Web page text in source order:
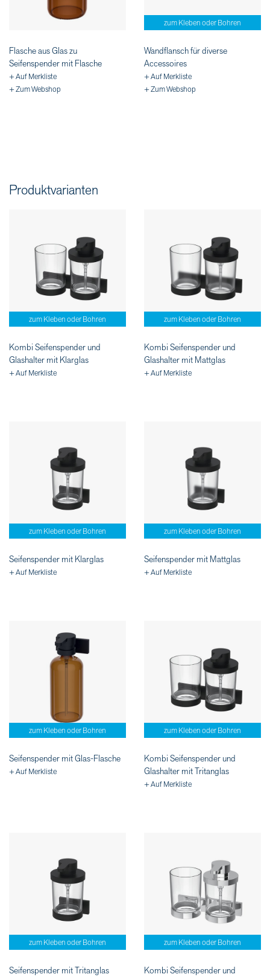
Flasche aus Glas zu
Seifenspender mit Flasche
+ Auf Merkliste
+ Zum Webshop
zum Kleben oder Bohren
Wandflansch für diverse
Accessoires
+ Auf Merkliste
+ Zum Webshop
Produktvarianten
zum Kleben oder Bohren
Kombi Seifenspender und
Glashalter mit Klarglas
+ Auf Merkliste
zum Kleben oder Bohren
Kombi Seifenspender und
Glashalter mit Mattglas
+ Auf Merkliste
zum Kleben oder Bohren
Seifenspender mit Klarglas
+ Auf Merkliste
zum Kleben oder Bohren
Seifenspender mit Mattglas
+ Auf Merkliste
zum Kleben oder Bohren
Seifenspender mit Glas-Flasche
+ Auf Merkliste
zum Kleben oder Bohren
Kombi Seifenspender und
Glashalter mit Tritanglas
+ Auf Merkliste
zum Kleben oder Bohren
Seifenspender mit Tritanglas
zum Kleben oder Bohren
Kombi Seifenspender und